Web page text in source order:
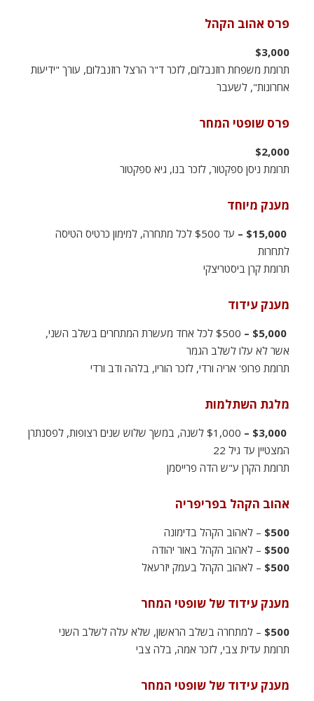
פרס אהוב הקהל
$3,000
תרומת משפחת רוזנבלום, לזכר ד"ר הרצל רוזנבלום, עורך "ידיעות
אחרונות", לשעבר
פרס שופטי המחר
$2,000
תרומת ניסן ספקטור, לזכר בנו, גיא ספקטור
מענק מיוחד
עד $500 לכל מתחרה, למימון כרטיס הטיסה
לתחרות
תרומת קרן ביסטריצקי
מענק עידוד
$500 לכל אחד מעשרת המתחרים בשלב השני,
אשר לא עלו לשלב הגמר
תרומת פרופ' אריה ורדי, לזכר הוריו, בלהה ודב ורדי
מלגת השתלמות
$1,000 לשנה, במשך שלוש שנים רצופות, לפסנתרן
המצטיין עד גיל 22
תרומת הקרן ע"ש הדה פרייסמן
אהוב הקהל בפריפריה
$500 – לאהוב הקהל בדימונה
$500 – לאהוב הקהל באור יהודה
$500 – לאהוב הקהל בעמק יזרעאל
מענק עידוד של שופטי המחר
$500 – למתחרה בשלב הראשון, שלא עלה לשלב השני
תרומת עדית צבי, לזכר אמה, בלה צבי
מענק עידוד של שופטי המחר